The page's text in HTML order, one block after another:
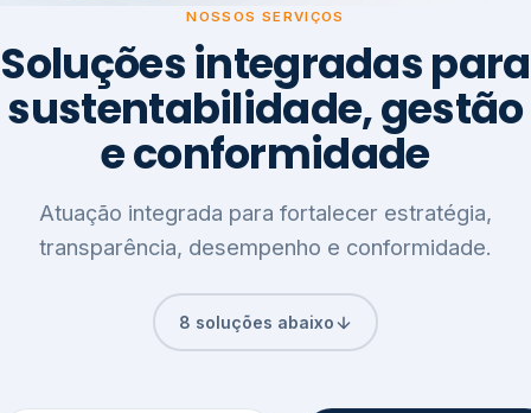
NOSSOS SERVIÇOS
Soluções integradas para
sustentabilidade, gestão
e conformidade
Atuação integrada para fortalecer estratégia,
transparência, desempenho e conformidade.
8 soluções abaixo